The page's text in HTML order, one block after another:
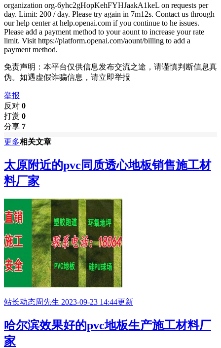
organization org-6yhc2gHopKehFYHJaakA1keL on requests per
day. Limit: 200 / day. Please try again in 7m12s. Contact us through
our help center at help.openai.com if you continue to he issues.
Please add a payment method to your aount to increase your rate
limit. Visit https://platform.openai.com/aount/billing to add a
payment method.
免责声明：本平台仅供信息发布交流之途，请谨慎判断信息真
伪。如遇虚假诈骗信息，请立即举报
举报
反对 0
打赏 0
分享 7
更多相关文章
太原附近的pvc同质透心地板销售施工材
料厂家
站长动态周先生 2023-09-23 14:44更新
哈尔滨效果好的pvc地板生产施工材料厂
家